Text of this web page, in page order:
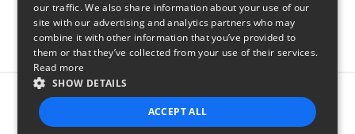
Report this product
our traffic. We also share information about your use of our
site with our advertising and analytics partners who may
combine it with other information that you’ve provided to
them or that they’ve collected from your use of their services.
Read more
SHOW DETAILS
ACCEPT ALL